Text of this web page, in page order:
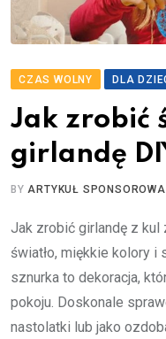
CZAS WOLNY DLA
Jak zrobić
girlandę
BYARTYKUŁ
Jak zrobić girlandę z kul
światło, miękkie kolory i
sznurka to dekoracja,
pokoju. Doskonale
nastolatki lub jako